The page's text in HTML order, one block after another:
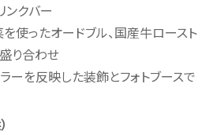
ンクバー
使ったオードブル、国産牛ロースト
り合わせ
ーを反映した装飾とフォトブースで